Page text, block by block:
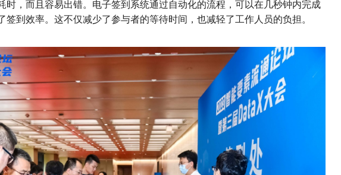
时，而且容易出错。电子签到系统通过自动化的流程，可以在几秒钟内完成
到效率。这不仅减少了参与者的等待时间，也减轻了工作人员的负担。